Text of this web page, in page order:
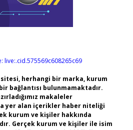
live:.cid.575569c608265c69
herhangi bir marka, kurum
bağlantısı bulunmamaktadır.
makaleler
yer alan içerikler haber niteliği
kurum ve kişiler hakkında
Gerçek kurum ve kişiler ile isim